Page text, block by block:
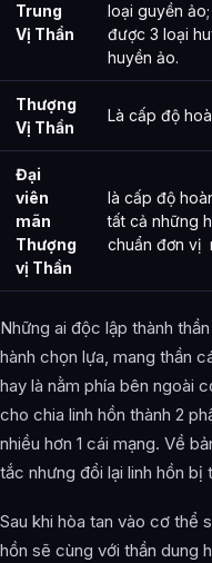
Trung
Vị Thần
loại guyền
được 3 loại
huyền ảo.
Thượng
Vị Thần
Là cấp độ
Đại
viên
mãn
Thượng
vị Thần
là cấp độ
tất cả những
chuẩn đơn vị
Những ai độc lập thành
hành chọn lựa, mang thần
hay là nằm phía bên ngoài
cho chia linh hồn thành 2
nhiều hơn 1 cái mạng. Về
tắc nhưng đổi lại linh hồn bị
Sau khi hòa tan vào cơ thể
hồn sẽ cùng với thần dung